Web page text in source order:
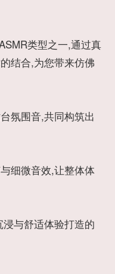
类型之一,通过真
结合,为您带来仿佛
氛围音,共同构筑出
细微音效,让整体体
与舒适体验打造的